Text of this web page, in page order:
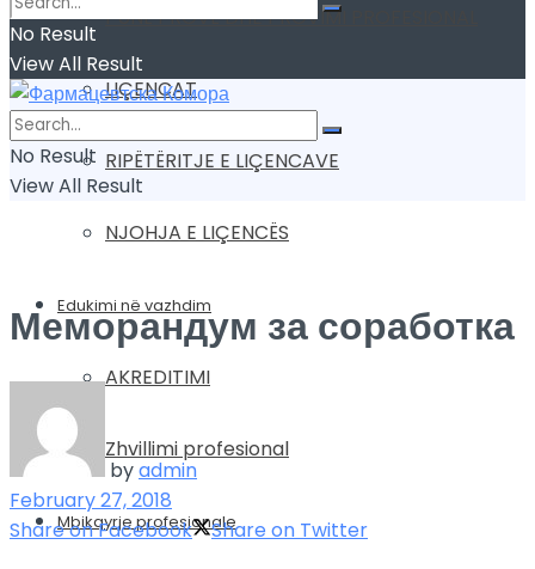
PUNË PROVË DHE PROVIMI PROFESIONAL
LIÇENCAT
RIPËTËRITJE E LIÇENCAVE
NJOHJA E LIÇENCËS
Edukimi në vazhdim
AKREDITIMI
Zhvillimi profesional
Mbikqyrje profesionale
No Result
View All Result
No Result
View All Result
Меморандум за соработка
byadmin
February 27, 2018
Share on Facebook
Share on Twitter